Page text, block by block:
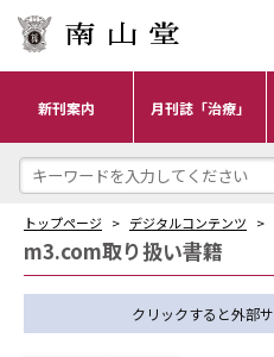
新刊案内 月刊誌「治療」
トップページ デジタルコンテンツ
m3.com取り扱い書籍
クリックすると外部